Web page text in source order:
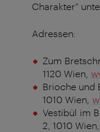
Charakter“
Adressen:
Zum
1120 Wien,
Brioche und
1010 Wien,
Vestibül im
2, 1010 Wien,